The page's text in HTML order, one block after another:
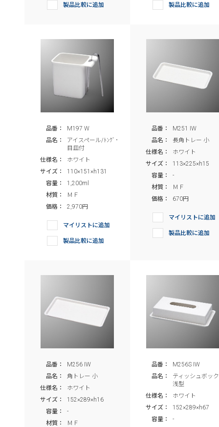
製品比較に追加 製品比較に追加
品番：
M197 W
品名：
アイスペール/ﾄﾝｸﾞ･
目皿付
仕様名：
ホワイト
サイズ：
110×151×h131
容量：
1,200ml
材質：
ＭＦ
価格：
2,970円
マイリストに追加
製品比較に追加
品番：
M251 IW
品名：
長角トレー 小
仕様名：
ホワイト
サイズ：
113×225×h15
容量：
-
材質：
ＭＦ
価格：
670円
マイリストに追加
製品比較に追加
品番：
M256 IW
品名：
角トレー 小
仕様名：
ホワイト
サイズ：
152×289×h16
容量：
-
材質：
ＭＦ
品番：
M256S IW
品名：
ティッシュボッ
浅型
仕様名：
ホワイト
サイズ：
152×289×h67
容量：
-